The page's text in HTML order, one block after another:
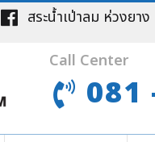
สระน้ำเป่าลม ห่วงยา
Call Center
081